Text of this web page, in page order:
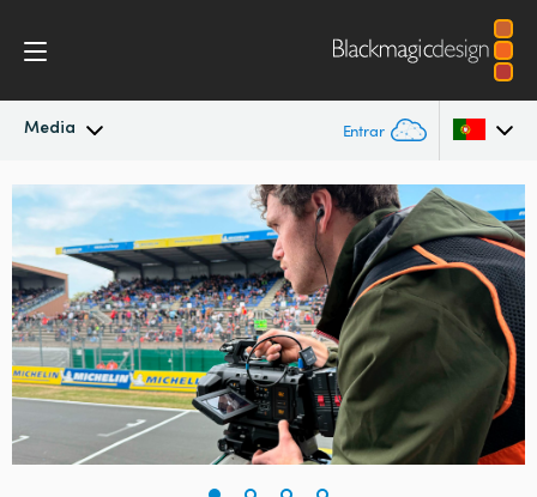
Media Entrar
Novidades
Arquivo
Imagens para Imprensa
Argentina
Australia
Austria
Brazil
Canada
China